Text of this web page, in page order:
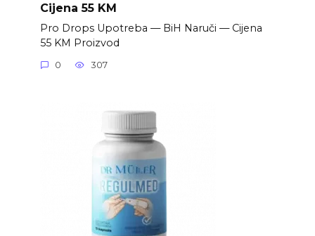
Cijena 55 KM
Pro Drops Upotreba — BiH Naruči — Cijena
55 KM Proizvod
0 307